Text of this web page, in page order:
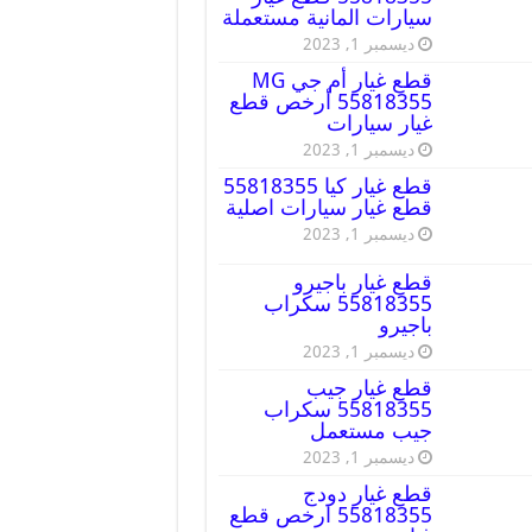
سيارات المانية مستعملة
ديسمبر 1, 2023
قطع غيار أم جي MG
55818355 أرخص قطع
غيار سيارات
ديسمبر 1, 2023
قطع غيار كيا 55818355
قطع غيار سيارات اصلية
ديسمبر 1, 2023
قطع غيار باجيرو
55818355 سكراب
باجيرو
ديسمبر 1, 2023
قطع غيار جيب
55818355 سكراب
جيب مستعمل
ديسمبر 1, 2023
قطع غيار دودج
55818355 ارخص قطع